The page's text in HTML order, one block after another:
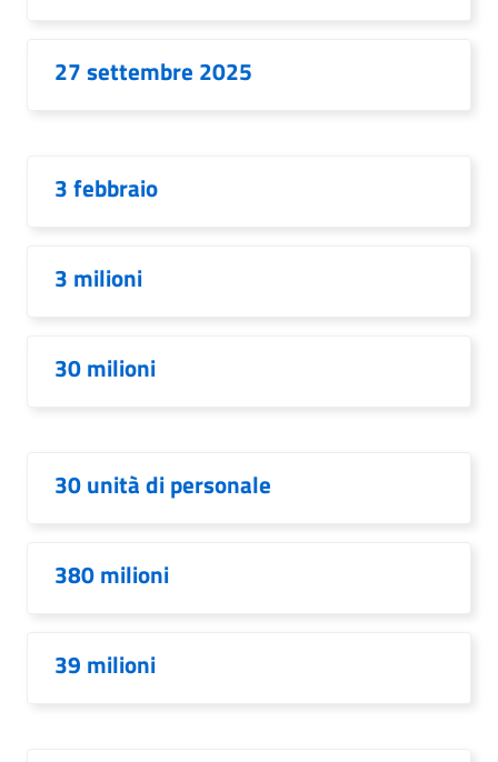
27 settembre 2025
3 febbraio
3 milioni
30 milioni
30 unità di personale
380 milioni
39 milioni